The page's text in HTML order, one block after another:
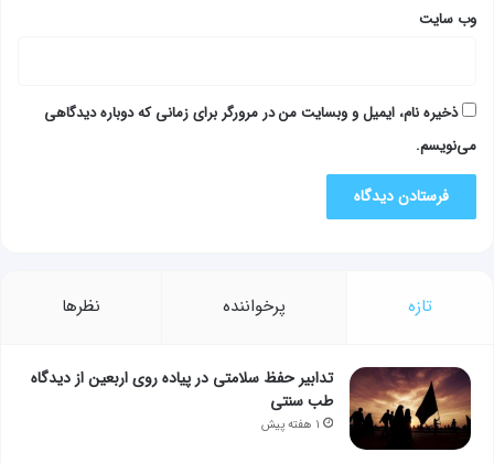
وب‌ سایت
ذخیره نام، ایمیل و وبسایت من در مرورگر برای زمانی که دوباره دیدگاهی
می‌نویسم.
تازه پرخواننده نظرها
تدابیر حفظ سلامتی در پیاده روی اربعین از دیدگاه
طب سنتی
۱ هفته پیش